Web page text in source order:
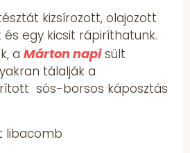
kizsírozott, olajozott
egy kicsit rápiríthatunk.
a Márton napisült
tálalják a
sós-borsos káposztás